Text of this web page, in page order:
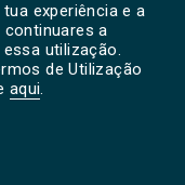
experiência e a
a
utilização.
de Utilização
aqui.